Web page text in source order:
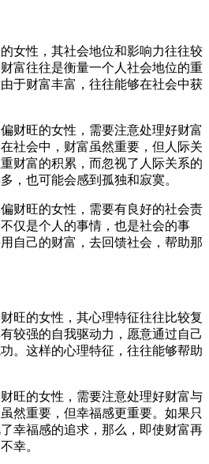
女性，其社会地位和影响力往往较
富往往是衡量一个人社会地位的重
于财富丰富，往往能够在社会中获
财旺的女性，需要注意处理好财富
社会中，财富虽然重要，但人际关
财富的积累，而忽视了人际关系的
，也可能会感到孤独和寂寞。
财旺的女性，需要有良好的社会责
仅是个人的事情，也是社会的事
自己的财富，去回馈社会，帮助那
旺的女性，其心理特征往往比较复
较强的自我驱动力，愿意通过自己
。这样的心理特征，往往能够帮助
旺的女性，需要注意处理好财富与
然重要，但幸福感更重要。如果只
幸福感的追求，那么，即使财富再
幸。